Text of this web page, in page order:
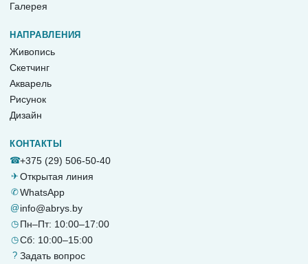
Галерея
НАПРАВЛЕНИЯ
Живопись
Скетчинг
Акварель
Рисунок
Дизайн
КОНТАКТЫ
☎+375 (29) 506-50-40
✈ Открытая линия
✆WhatsApp
@ info@abrys.by
◷ Пн–Пт: 10:00–17:00
◷Сб: 10:00–15:00
? Задать вопрос